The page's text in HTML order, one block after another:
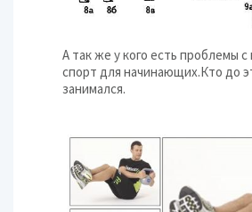
А так же у кого есть проблемы
спорт для начинающих.Кто до
занимался.